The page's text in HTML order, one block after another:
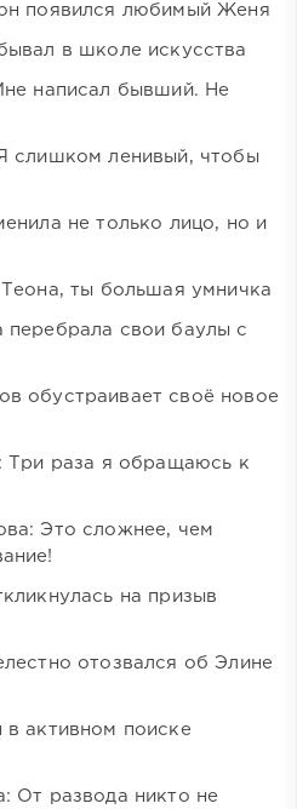
появился любимый Женя
в школе искусства
написал бывший. Не
слишком ленивый, чтобы
не только лицо, но и
ты большая умничка
перебрала свои баулы с
обустраивает своё новое
Три раза я обращаюсь к
Это сложнее, чем
на призыв
отозвался об Элине
активном поиске
От развода никто не